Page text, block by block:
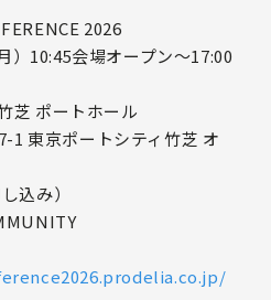
2026
）10:45会場オープン～17:00
芝 ポートホール
京ポートシティ竹芝 オ
込み）